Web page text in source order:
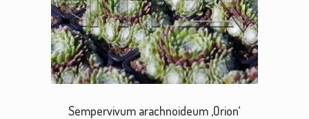
Sempervivum arachnoideum ‚Orion‘